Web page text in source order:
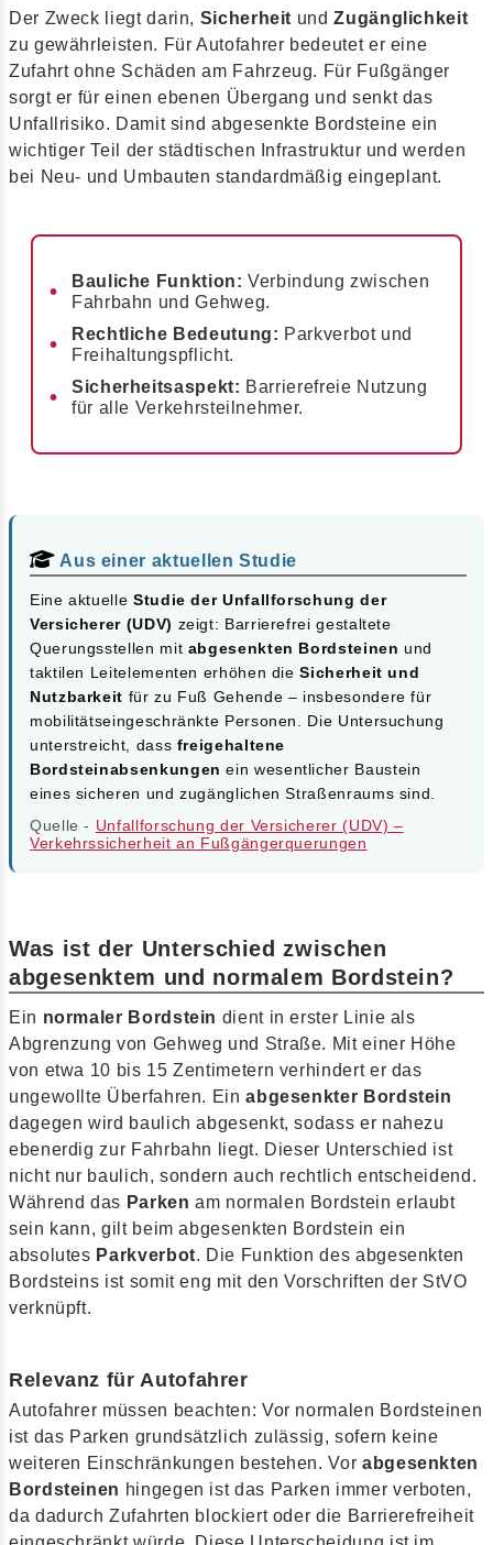
Der Zweck liegt darin, Sicherheit undZugänglichkeit
zu gewährleisten. Für Autofahrer bedeutet er eine
Zufahrt ohne Schäden am Fahrzeug. Für Fußgänger
sorgt er für einen ebenen Übergang und senkt das
Unfallrisiko. Damit sind abgesenkte Bordsteine ein
wichtiger Teil der städtischen Infrastruktur und werden
bei Neu- und Umbauten standardmäßig eingeplant.
Bauliche Funktion: Verbindung zwischen
Fahrbahn und Gehweg.
Rechtliche Bedeutung: Parkverbot und
Freihaltungspflicht.
Sicherheitsaspekt: Barrierefreie Nutzung
für alle Verkehrsteilnehmer.
Aus einer aktuellen Studie
Eine aktuelle Studie der Unfallforschung der
Versicherer (UDV) zeigt: Barrierefrei gestaltete
Querungsstellen mit abgesenkten Bordsteinen und
taktilen Leitelementen erhöhen dieSicherheit und
Nutzbarkeit für zu Fuß Gehende – insbesondere für
mobilitätseingeschränkte Personen. Die Untersuchung
unterstreicht, dass freigehaltene
Bordsteinabsenkungen ein wesentlicher Baustein
eines sicheren und zugänglichen Straßenraums sind.
Quelle - Unfallforschung der Versicherer (UDV) –
Verkehrssicherheit an Fußgängerquerungen
Was ist der Unterschied zwischen
abgesenktem und normalem Bordstein?
Ein normaler Bordstein dient in erster Linie als
Abgrenzung von Gehweg und Straße. Mit einer Höhe
von etwa 10 bis 15 Zentimetern verhindert er das
ungewollte Überfahren. Einabgesenkter Bordstein
dagegen wird baulich abgesenkt, sodass er nahezu
ebenerdig zur Fahrbahn liegt. Dieser Unterschied ist
nicht nur baulich, sondern auch rechtlich entscheidend.
Während das Parken am normalen Bordstein erlaubt
sein kann, gilt beim abgesenkten Bordstein ein
absolutes Parkverbot. Die Funktion des abgesenkten
Bordsteins ist somit eng mit den Vorschriften der StVO
verknüpft.
Relevanz für Autofahrer
Autofahrer müssen beachten: Vor normalen Bordsteinen
ist das Parken grundsätzlich zulässig, sofern keine
weiteren Einschränkungen bestehen. Vor abgesenkten
Bordsteinen hingegen ist das Parken immer verboten,
da dadurch Zufahrten blockiert oder die Barrierefreiheit